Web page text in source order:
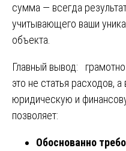
сумма — всегда
учитывающего ваши
объекта.
Главный вывод:
это не статья расходов,
юридическую и
позволяет:
Обоснованно